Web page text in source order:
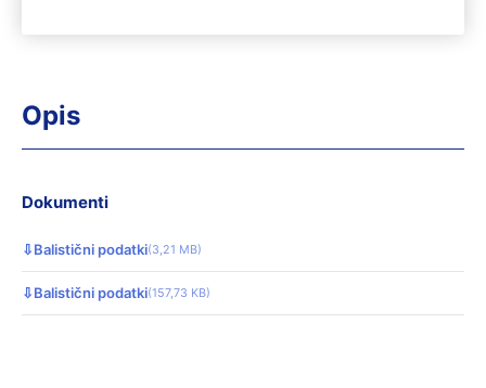
Opis
Dokumenti
⇩Balistični podatki(3,21 MB)
⇩Balistični podatki(157,73 KB)